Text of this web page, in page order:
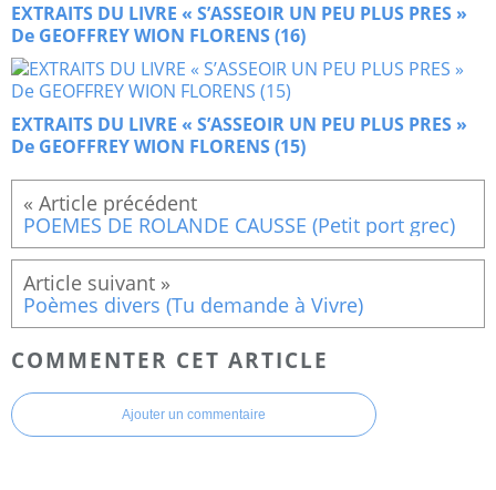
EXTRAITS DU LIVRE « S’ASSEOIR UN PEU PLUS PRES »
De GEOFFREY WION FLORENS (16)
EXTRAITS DU LIVRE « S’ASSEOIR UN PEU PLUS PRES »
De GEOFFREY WION FLORENS (15)
POEMES DE ROLANDE CAUSSE (Petit port grec)
Poèmes divers (Tu demande à Vivre)
COMMENTER CET ARTICLE
Ajouter un commentaire